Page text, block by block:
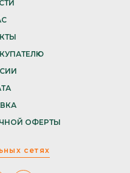
ОФЕРТЫ
сетях